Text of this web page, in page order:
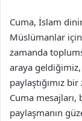
Cuma, İslam
Müslümanlar
zamanda
araya geldiğimiz,
paylaştığımız
Cuma
paylaşmanın